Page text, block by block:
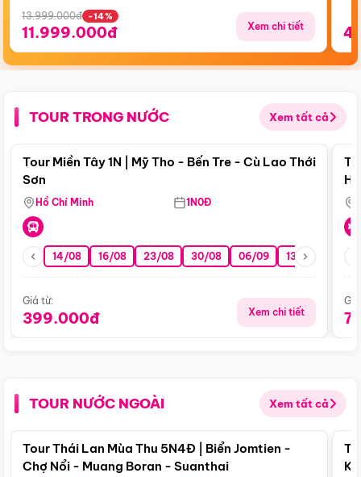
13.999.000đ -14%
11.999.000đ Xem chi tiết
TOUR TRONG NƯỚC Xem tất cả
Điểm nổi bật
Tour Miền Tây 1N | Mỹ Tho - Bến Tre - Cù Lao Thới
Sơn
Hồ Chí Minh 1N0Đ
14/08 16/08 23/08 30/08 06/09 13/09 20/09
Giá từ:
399.000đ Xem chi tiết
TOUR NƯỚC NGOÀI Xem tất cả
Điểm nổi bật
Tour Thái Lan Mùa Thu 5N4Đ | Biển Jomtien -
Chợ Nổi - Muang Boran - Suanthai